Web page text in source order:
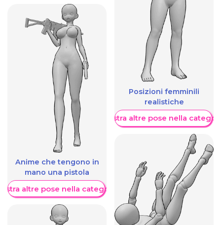
Anime che tengono in
mano una pistola
altre pose nella categoria
Posizioni femminili
realistiche
Mostra altre pose nella